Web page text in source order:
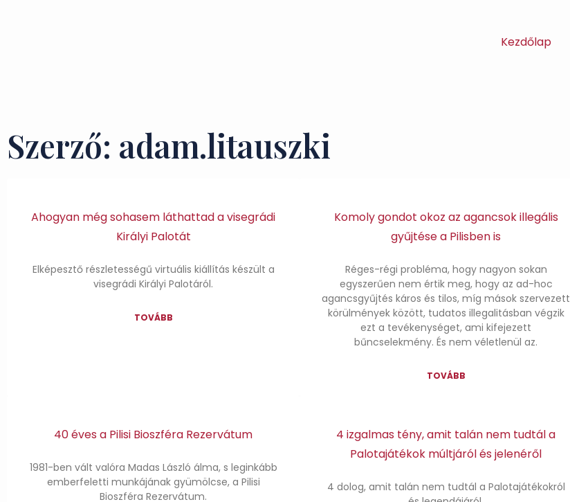
Kezdőlap
Szerző: adam.litauszki
Ahogyan még sohasem láthattad a visegrádi
Királyi Palotát
Elképesztő részletességű virtuális kiállítás készült a
visegrádi Királyi Palotáról.
TOVÁBB
Komoly gondot okoz az agancsok illegális
gyűjtése a Pilisben is
Réges-régi probléma, hogy nagyon sokan
egyszerűen nem értik meg, hogy az ad-hoc
agancsgyűjtés káros és tilos, míg mások szervezett
körülmények között, tudatos illegalitásban végzik
ezt a tevékenységet, ami kifejezett
bűncselekmény. És nem véletlenül az.
TOVÁBB
40 éves a Pilisi Bioszféra Rezervátum
1981-ben vált valóra Madas László álma, s leginkább
emberfeletti munkájának gyümölcse, a Pilisi
Bioszféra Rezervátum.
4 izgalmas tény, amit talán nem tudtál a
Palotajátékok múltjáról és jelenéről
4 dolog, amit talán nem tudtál a Palotajátékokról